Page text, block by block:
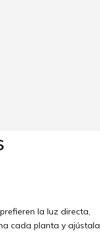
la luz directa,
cada planta y ajústala